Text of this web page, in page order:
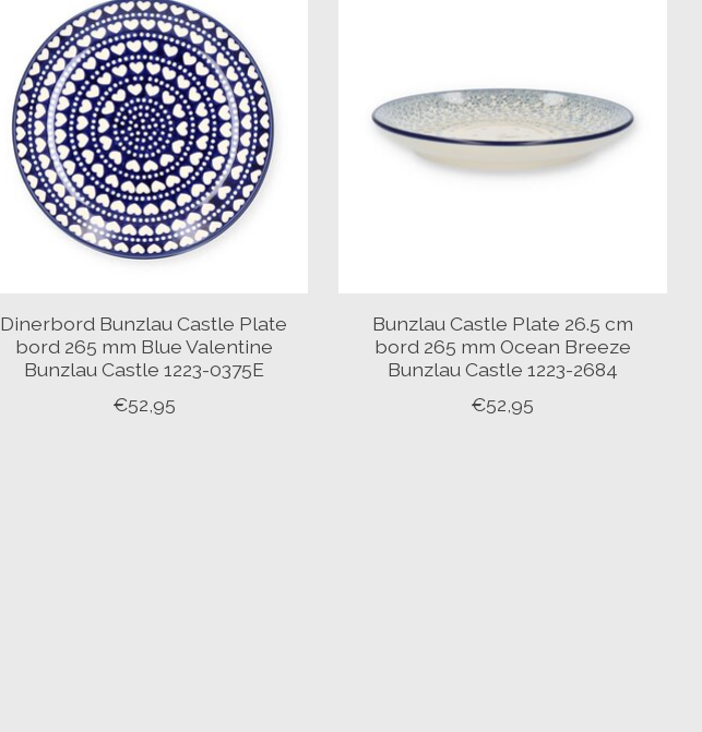
Dinerbord Bunzlau Castle Plate
bord 265 mm Blue Valentine
Bunzlau Castle 1223-0375E
€52,95
Bunzlau Castle Plate 26.5 cm
bord 265 mm Ocean Breeze
Bunzlau Castle 1223-2684
€52,95